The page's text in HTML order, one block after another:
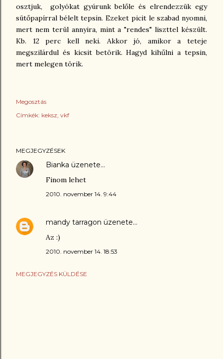
osztjuk, golyókat gyúrunk belőle és elrendezzük egy
sütőpapírral bélelt tepsin. Ezeket picit le szabad nyomni,
mert nem terül annyira, mint a "rendes" liszttel készült.
Kb. 12 perc kell neki. Akkor jó, amikor a teteje
megszilárdul és kicsit betörik. Hagyd kihűlni a tepsin,
mert melegen törik.
Megosztás
Címkék: keksz vkf
MEGJEGYZÉSEK
Bianka üzenete…
Finom lehet
2010. november 14. 9:44
mandy tarragon üzenete…
Az :)
2010. november 14. 18:53
MEGJEGYZÉS KÜLDÉSE